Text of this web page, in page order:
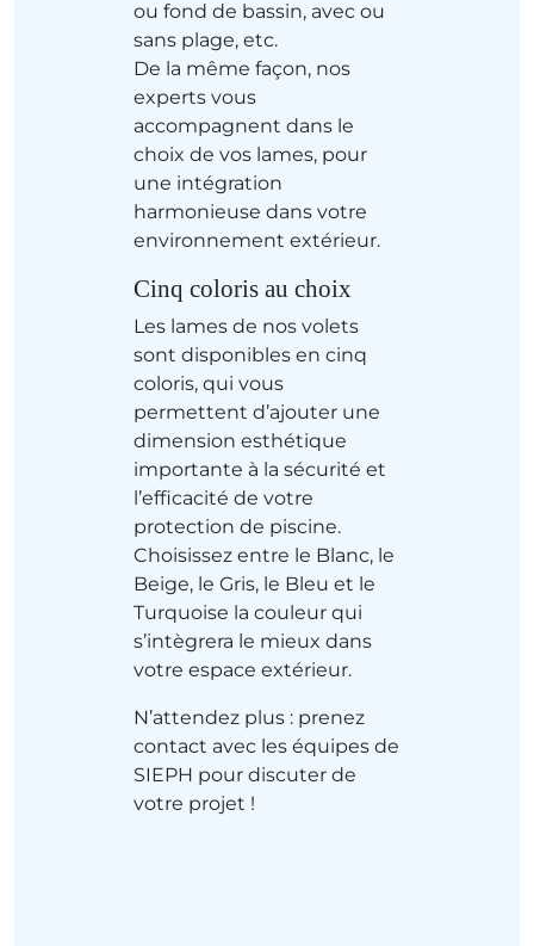
ou fond de bassin, avec ou
sans plage, etc.
De la même façon, nos
experts vous
accompagnent dans le
choix de vos lames, pour
une intégration
harmonieuse dans votre
environnement extérieur.
Cinq coloris au choix
Les lames de nos volets
sont disponibles en cinq
coloris, qui vous
permettent d’ajouter une
dimension esthétique
importante à la sécurité et
l’efficacité de votre
protection de piscine.
Choisissez entre le Blanc, le
Beige, le Gris, le Bleu et le
Turquoise la couleur qui
s’intègrera le mieux dans
votre espace extérieur.
N’attendez plus : prenez
contact avec les équipes de
SIEPH pour discuter de
votre projet !